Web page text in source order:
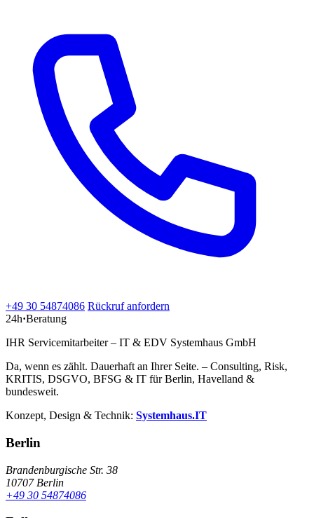
+49 30 54874086 Rückruf anfordern
24h·Beratung
IHR Servicemitarbeiter – IT & EDV Systemhaus GmbH
Da, wenn es zählt. Dauerhaft an Ihrer Seite. – Consulting, Risk,
KRITIS, DSGVO, BFSG & IT für Berlin, Havelland &
bundesweit.
Konzept, Design & Technik: Systemhaus.IT
Berlin
Brandenburgische Str. 38
10707 Berlin
+49 30 54874086